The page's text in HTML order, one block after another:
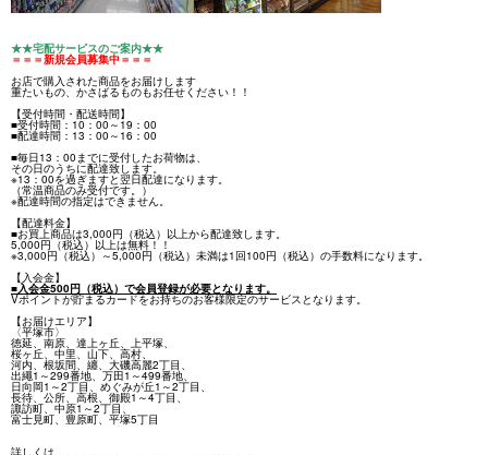
★★宅配サービスのご案内★★
＝ ＝＝新規会員募集中＝＝＝
お店で購入された商品をお届けします
重たいもの、かさばるものもお任せください！！
【受付時間・配送時間】
■受付時間：10：00～19：00
■配達時間：13：00～16：00
■毎日13：00までに受付したお荷物は、
その日のうちに配達致します。
※13：00を過ぎますと翌日配達になります。
（常温商品のみ受付です。）
※配達時間の指定はできません。
【配達料金】
■お買上商品は3,000円（税込）以上から配達致します。
5,000円（税込）以上は無料！！
※3,000円（税込）～5,000円（税込）未満は1回100円（税込）の手数料になります。
【入会金】
■入会金500円（税込）で会員登録が必要となります。
Vポイントが貯まるカードをお持ちのお客様限定のサービスとなります。
【お届けエリア】
〈平塚市〉
徳延、南原、達上ヶ丘、上平塚、
桜ヶ丘、中里、山下、高村、
河内、根坂間、纏、大磯高麗2丁目、
出繩1～299番地、万田1～499番地、
日向岡1～2丁目、めぐみが丘1～2丁目、
長待、公所、高根、御殿1～4丁目、
諏訪町、中原1～2丁目、
富士見町、豊原町、平塚5丁目